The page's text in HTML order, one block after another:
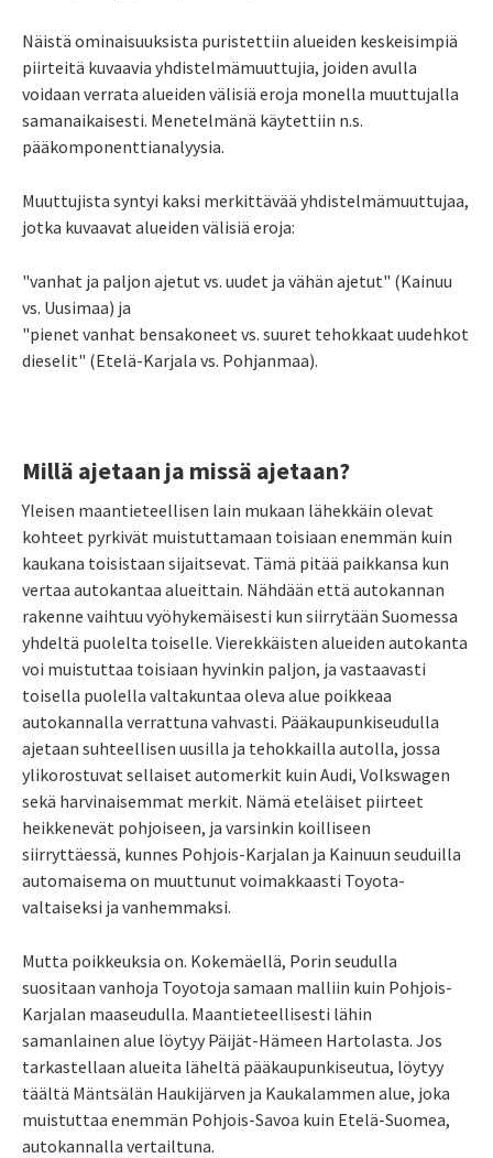
Näistä ominaisuuksista puristettiin alueiden keskeisimpiä
piirteitä kuvaavia yhdistelmämuuttujia, joiden avulla
voidaan verrata alueiden välisiä eroja monella muuttujalla
samanaikaisesti. Menetelmänä käytettiin n.s.
pääkomponenttianalyysia.
Muuttujista syntyi kaksi merkittävää yhdistelmämuuttujaa,
jotka kuvaavat alueiden välisiä eroja:
"vanhat ja paljon ajetut vs. uudet ja vähän ajetut" (Kainuu
vs. Uusimaa) ja
"pienet vanhat bensakoneet vs. suuret tehokkaat uudehkot
dieselit" (Etelä-Karjala vs. Pohjanmaa).
Millä ajetaan ja missä ajetaan?
Yleisen maantieteellisen lain mukaan lähekkäin olevat
kohteet pyrkivät muistuttamaan toisiaan enemmän kuin
kaukana toisistaan sijaitsevat. Tämä pitää paikkansa kun
vertaa autokantaa alueittain. Nähdään että autokannan
rakenne vaihtuu vyöhykemäisesti kun siirrytään Suomessa
yhdeltä puolelta toiselle. Vierekkäisten alueiden autokanta
voi muistuttaa toisiaan hyvinkin paljon, ja vastaavasti
toisella puolella valtakuntaa oleva alue poikkeaa
autokannalla verrattuna vahvasti. Pääkaupunkiseudulla
ajetaan suhteellisen uusilla ja tehokkailla autolla, jossa
ylikorostuvat sellaiset automerkit kuin Audi, Volkswagen
sekä harvinaisemmat merkit. Nämä eteläiset piirteet
heikkenevät pohjoiseen, ja varsinkin koilliseen
siirryttäessä, kunnes Pohjois-Karjalan ja Kainuun seuduilla
automaisema on muuttunut voimakkaasti Toyota-
valtaiseksi ja vanhemmaksi.
Mutta poikkeuksia on. Kokemäellä, Porin seudulla
suositaan vanhoja Toyotoja samaan malliin kuin Pohjois-
Karjalan maaseudulla. Maantieteellisesti lähin
samanlainen alue löytyy Päijät-Hämeen Hartolasta. Jos
tarkastellaan alueita läheltä pääkaupunkiseutua, löytyy
täältä Mäntsälän Haukijärven ja Kaukalammen alue, joka
muistuttaa enemmän Pohjois-Savoa kuin Etelä-Suomea,
autokannalla vertailtuna.